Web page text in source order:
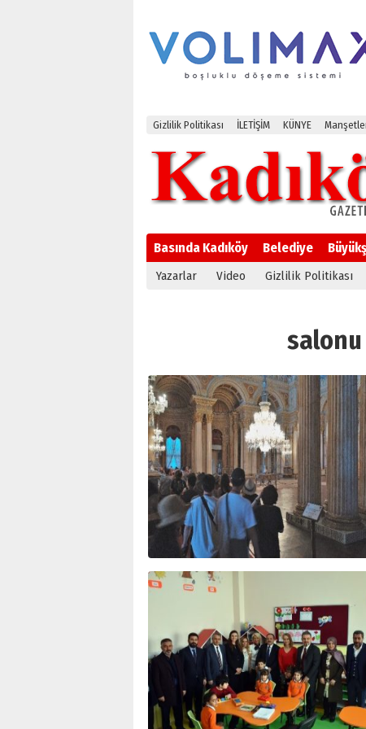
Gizlilik Politikası İLETİŞİM KÜNYE
Basında Kadıköy Belediye
Yazarlar Video Gizlilik Politikası